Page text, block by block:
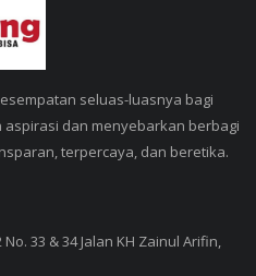
seluas-luasnya bagi
dan menyebarkan berbagi
terpercaya, dan beretika.
33 & 34 Jalan KH Zainul Arifin,